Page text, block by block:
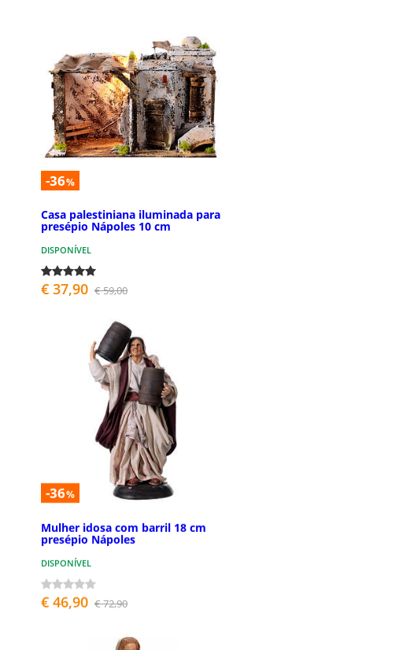
-36%
Casa palestiniana iluminada para
presépio Nápoles 10 cm
DISPONÍVEL
€ 37,90 € 59,00
-36%
Mulher idosa com barril 18 cm
presépio Nápoles
DISPONÍVEL
€ 46,90 € 72,90